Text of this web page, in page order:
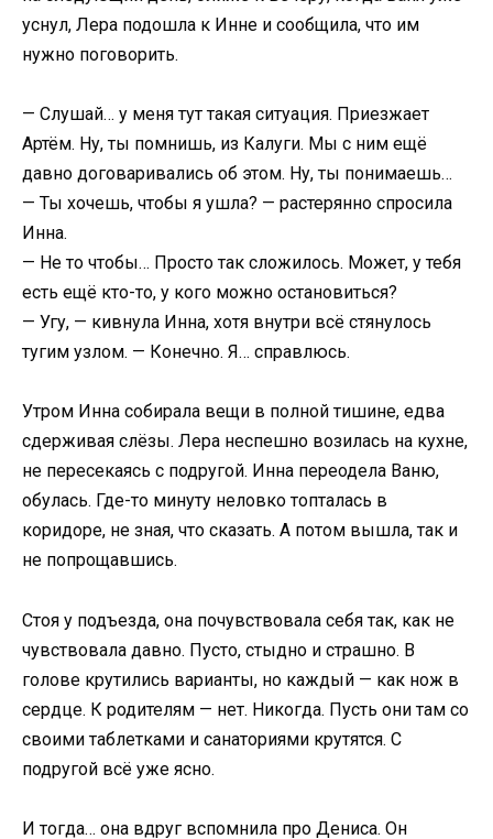
уснул, Лера подошла к Инне и сообщила, что им
нужно поговорить.
— Слушай… у меня тут такая ситуация. Приезжает
Артём. Ну, ты помнишь, из Калуги. Мы с ним ещё
давно договаривались об этом. Ну, ты понимаешь…
— Ты хочешь, чтобы я ушла? — растерянно спросила
Инна.
— Не то чтобы… Просто так сложилось. Может, у тебя
есть ещё кто-то, у кого можно остановиться?
— Угу, — кивнула Инна, хотя внутри всё стянулось
тугим узлом. — Конечно. Я… справлюсь.
Утром Инна собирала вещи в полной тишине, едва
сдерживая слёзы. Лера неспешно возилась на кухне,
не пересекаясь с подругой. Инна переодела Ваню,
обулась. Где-то минуту неловко топталась в
коридоре, не зная, что сказать. А потом вышла, так и
не попрощавшись.
Стоя у подъезда, она почувствовала себя так, как не
чувствовала давно. Пусто, стыдно и страшно. В
голове крутились варианты, но каждый — как нож в
сердце. К родителям — нет. Никогда. Пусть они там со
своими таблетками и санаториями крутятся. С
подругой всё уже ясно.
И тогда… она вдруг вспомнила про Дениса. Он